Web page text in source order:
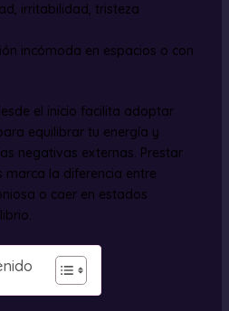
irritabilidad, tristeza
incómoda en espacios o con
el inicio facilita adoptar
equilibrar tu energía y
negativas externas. Prestar
marca la diferencia entre
o caer en estados